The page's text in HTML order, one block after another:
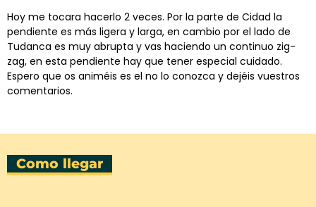
Hoy me tocara hacerlo 2 veces. Por la parte de Cidad la
pendiente es más ligera y larga, en cambio por el lado de
Tudanca es muy abrupta y vas haciendo un continuo zig-
zag, en esta pendiente hay que tener especial cuidado.
Espero que os animéis es el no lo conozca y dejéis vuestros
comentarios.
Como llegar